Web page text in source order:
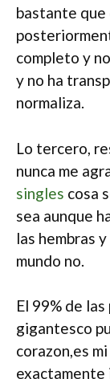
bastante que
completo y
y no ha
normaliza.
Lo tercero,
nunca me
singles cosa
sea aunque
las hembras
mundo no.
El 99% de
gigantesco
corazon,es
exactamente